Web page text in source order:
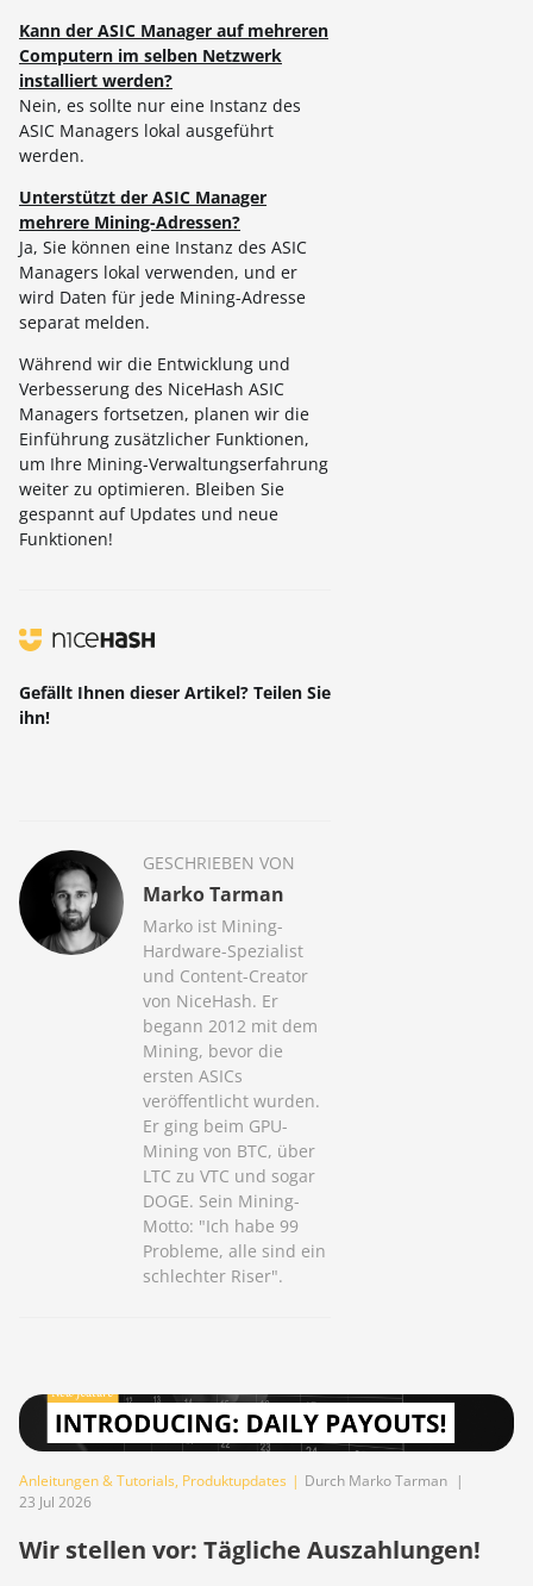
Kann der ASIC Manager auf mehreren
Computern im selben Netzwerk
installiert werden?
Nein, es sollte nur eine Instanz des
ASIC Managers lokal ausgeführt
werden.
Unterstützt der ASIC Manager
mehrere Mining-Adressen?
Ja, Sie können eine Instanz des ASIC
Managers lokal verwenden, und er
wird Daten für jede Mining-Adresse
separat melden.
Während wir die Entwicklung und
Verbesserung des NiceHash ASIC
Managers fortsetzen, planen wir die
Einführung zusätzlicher Funktionen,
um Ihre Mining-Verwaltungserfahrung
weiter zu optimieren. Bleiben Sie
gespannt auf Updates und neue
Funktionen!
Gefällt Ihnen dieser Artikel? Teilen Sie
ihn!
GESCHRIEBEN VON
Marko Tarman
Marko ist Mining-
Hardware-Spezialist
und Content-Creator
von NiceHash. Er
begann 2012 mit dem
Mining, bevor die
ersten ASICs
veröffentlicht wurden.
Er ging beim GPU-
Mining von BTC, über
LTC zu VTC und sogar
DOGE. Sein Mining-
Motto: "Ich habe 99
Probleme, alle sind ein
schlechter Riser".
Anleitungen & Tutorials, Produktupdates | Durch Marko Tarman |
23 Jul 2026
Wir stellen vor: Tägliche Auszahlungen!